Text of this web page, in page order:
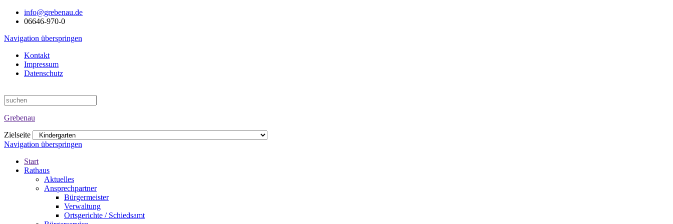
info@grebenau.de
06646-970-0
Navigation überspringen
Kontakt
Impressum
Datenschutz
Grebenau
Zielseite
Navigation überspringen
Start
Rathaus
Aktuelles
Ansprechpartner
Bürgermeister
Verwaltung
Ortsgerichte / Schiedsamt